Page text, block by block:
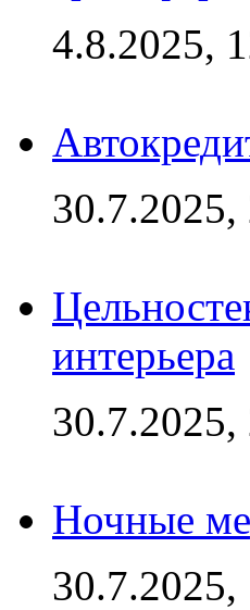
4.8.2025,
30.7.2025,
интерьера
30.7.2025,
Ночные
30.7.2025,